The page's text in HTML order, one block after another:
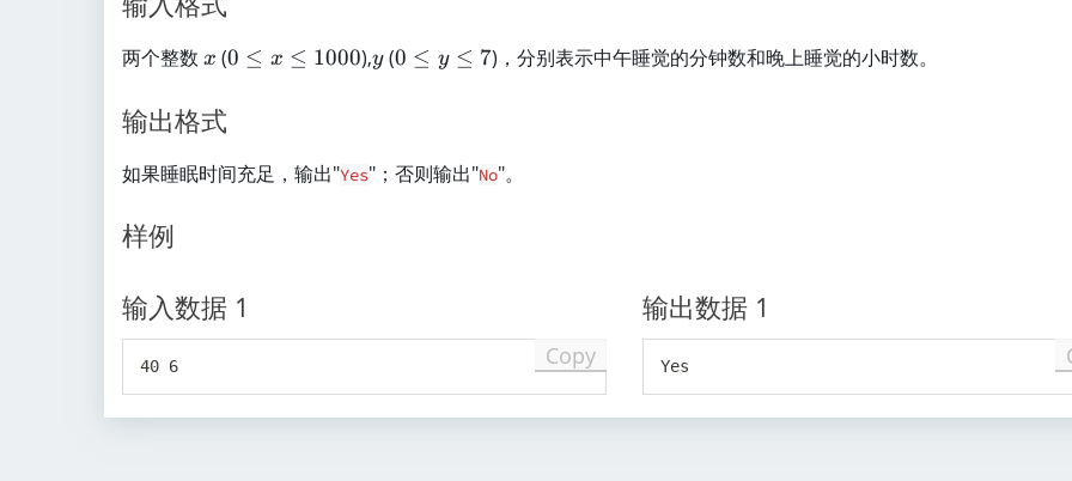
两个整数 x
x (0
1
0
0 ≤ x ≤ 1000),y
y (0
7
0 ≤ y ≤ 7)，分别表示中午睡觉的分钟数和晚上睡觉的小时数。
输出格式
如果睡眠时间充足，输出"Yes"；否则输出"No"。
样例
输入数据 1
40 6 Copy
输出数据 1
Yes